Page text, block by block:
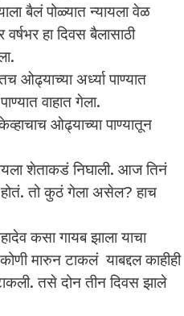
बैलं पोळ्यात न्यायला वेळ
हा दिवस बैलासाठी
ओढ्याच्या अर्ध्या पाण्यात
वाहात गेला.
ओढ्याच्या पाण्यातून
शेताकडं निघाली. आज तिनं
होतं. तो कुठं गेला असेल? हाच
कसा गायब झाला याचा
मारुन टाकलं याबद्दल काहीही
तसे दोन तीन दिवस झाले